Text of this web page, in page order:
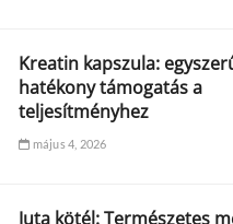
Kreatin kapszula:
hatékony támogatás a
teljesítményhez
május 4, 2026
Juta kötél: Természetes